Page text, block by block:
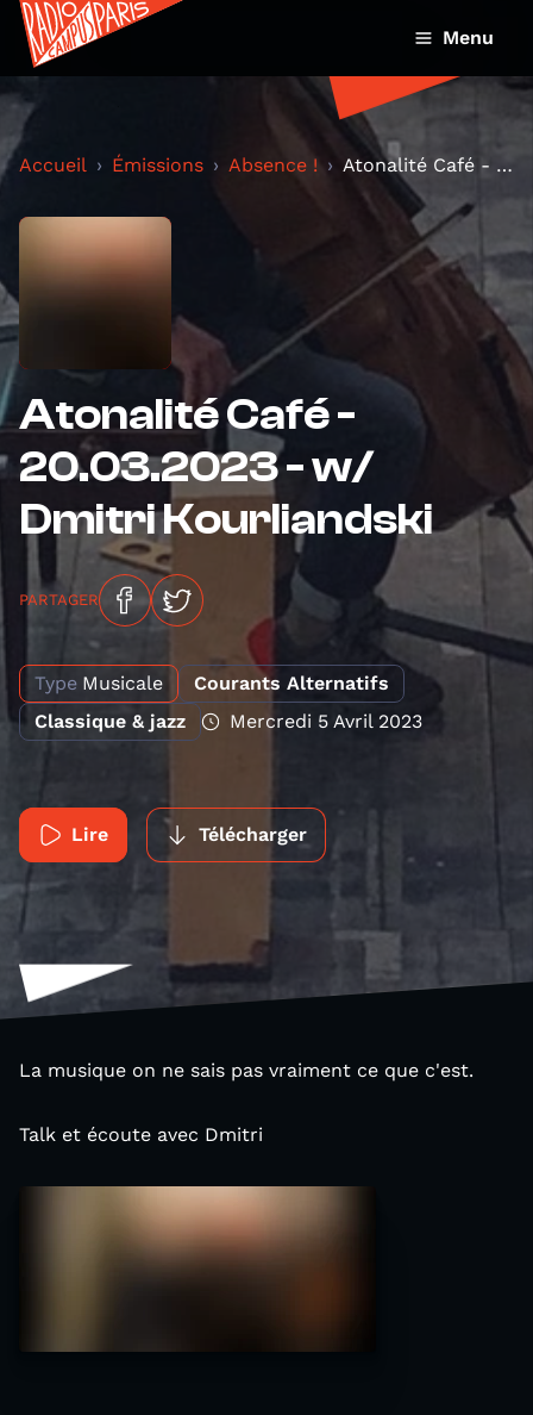
Menu
Accueil Émissions Absence ! Atonalité Café - 20.03.2023 - w/ Dmitri Kourliands...
Atonalité Café -
20.03.2023 - w/
Dmitri Kourliandski
PARTAGER
Type Musicale
Courants Alternatifs
Classique & jazz
Mercredi 5 Avril 2023
Lire Télécharger
La musique on ne sais pas vraiment ce que c'est.
Talk et écoute avec Dmitri